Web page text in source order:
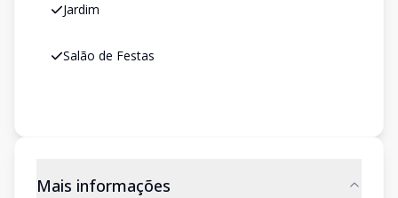
Jardim
Salão de Festas
Mais informações